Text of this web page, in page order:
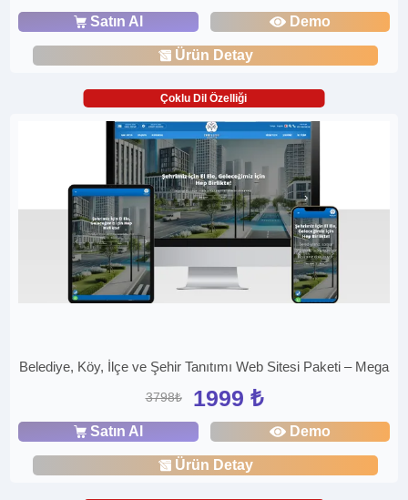
Satın Al Demo
Ürün Detay
Çoklu Dil Özelliği
Belediye, Köy, İlçe ve Şehir Tanıtımı Web Sitesi Paketi – Mega
3798₺ 1999 ₺
Satın Al Demo
Ürün Detay